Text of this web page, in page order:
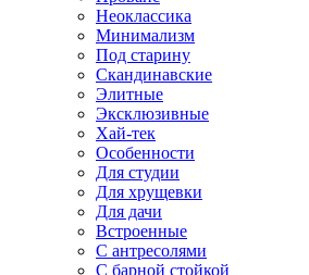
Неоклассика
Минимализм
Под старину
Скандинавские
Элитные
Эксклюзивные
Хай-тек
Особенности
Для студии
Для хрущевки
Для дачи
Встроенные
С антресолями
С барной стойкой